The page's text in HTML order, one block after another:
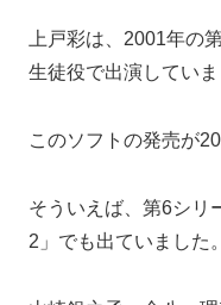
上戸彩は、2001年の
生徒役で出演していま
このソフトの発売が
そういえば、第6シリ
2」でも出ていました。